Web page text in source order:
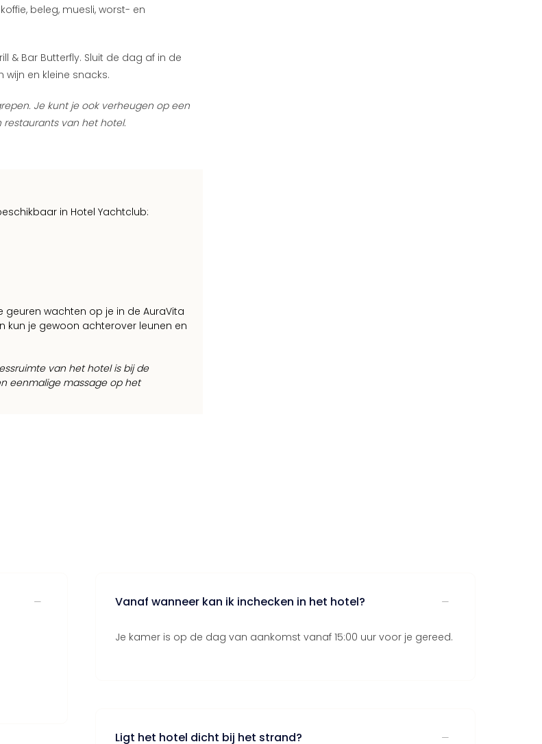
beleg, muesli, worst- en
& Bar Butterfly. Sluit de dag af in de
wijn en kleine snacks.
Je kunt je ook verheugen op een
van het hotel.
in Hotel Yachtclub:
wachten op je in de AuraVita
kun je gewoon achterover leunen en
van het hotel is bij de
eenmalige massage op het
Vanaf wanneer kan ik inchecken in het hotel?
Je kamer is op de dag van aankomst vanaf 15:00 uur voor je gereed.
Ligt het hotel dicht bij het strand?